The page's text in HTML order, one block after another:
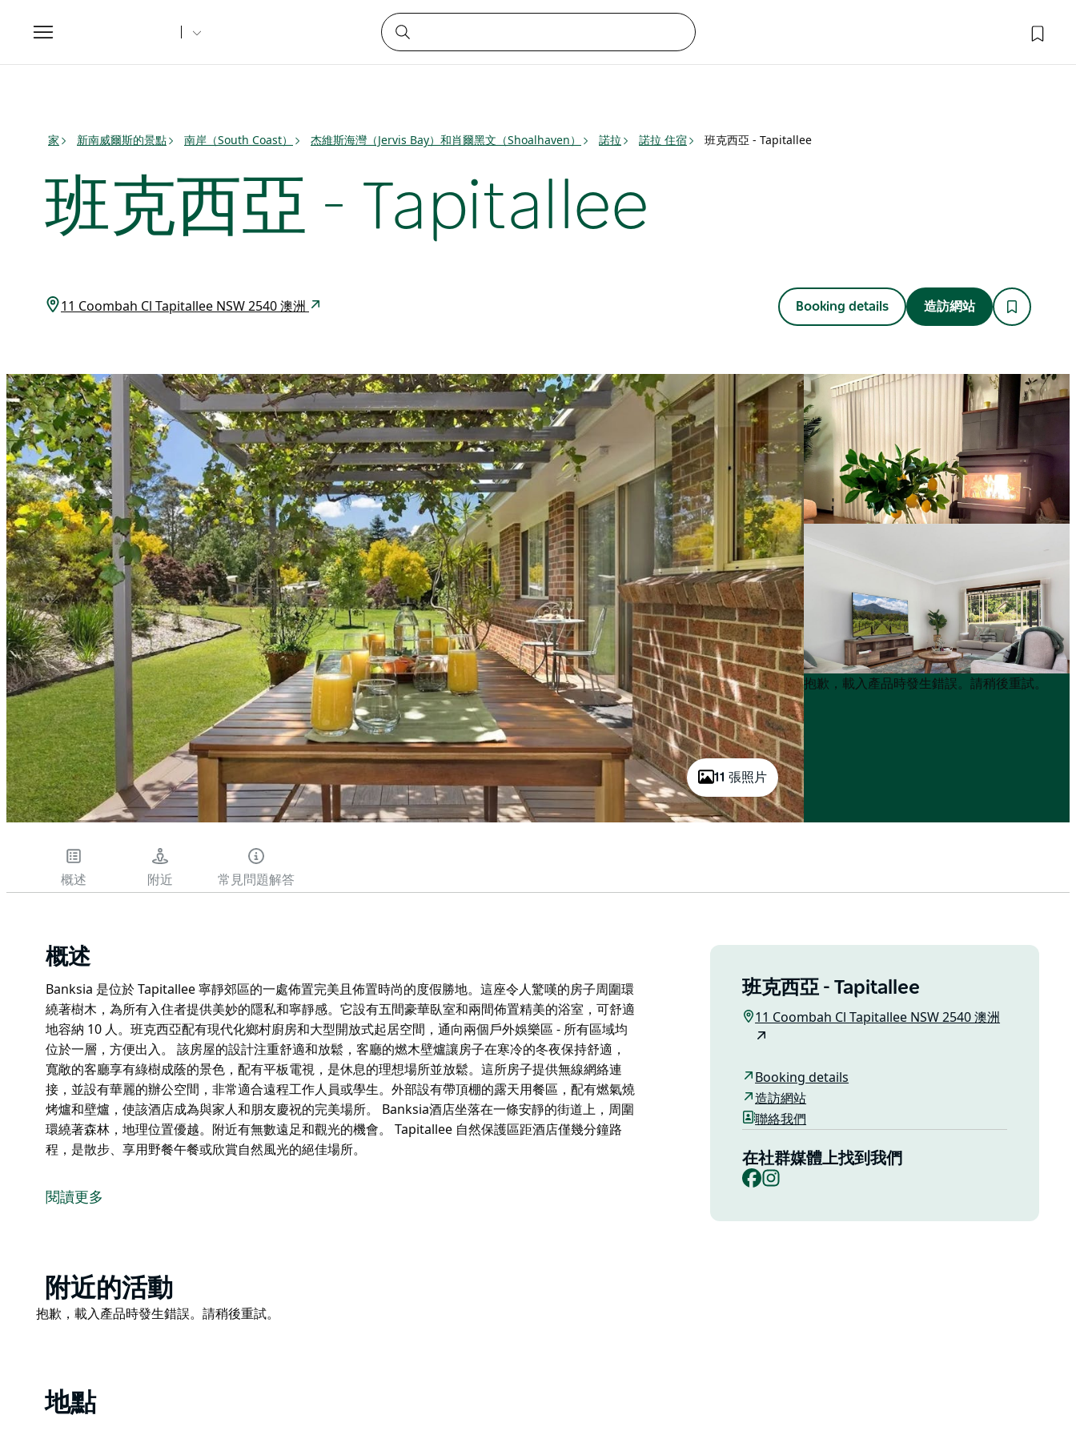
Toggle
navigation
家 新南威爾斯的景點 南岸（South Coast） 杰維斯海灣（Jervis Bay）和肖爾黑文（Shoalhaven） 諾拉 諾拉 住宿 班克西亞 - Tapitallee
班克西亞 - Tapitallee
11 Coombah Cl Tapitallee NSW 2540 澳洲 Booking details 造訪網站
11 張照片
Product
List
Product
List
抱歉，載入產品時發生錯誤。請稍後重試。
概述 附近 常見問題解答
概述
Banksia 是位於 Tapitallee 寧靜郊區的一處佈置完美且佈置時尚的度假勝地。這座令人驚嘆的房子周圍環
繞著樹木，為所有入住者提供美妙的隱私和寧靜感。它設有五間豪華臥室和兩間佈置精美的浴室，可舒適
地容納 10 人。班克西亞配有現代化鄉村廚房和大型開放式起居空間，通向兩個戶外娛樂區 - 所有區域均
位於一層，方便出入。 該房屋的設計注重舒適和放鬆，客廳的燃木壁爐讓房子在寒冷的冬夜保持舒適，
寬敞的客廳享有綠樹成蔭的景色，配有平板電視，是休息的理想場所並放鬆。這所房子提供無線網絡連
接，並設有華麗的辦公空間，非常適合遠程工作人員或學生。外部設有帶頂棚的露天用餐區，配有燃氣燒
烤爐和壁爐，使該酒店成為與家人和朋友慶祝的完美場所。 Banksia酒店坐落在一條安靜的街道上，周圍
環繞著森林，地理位置優越。附近有無數遠足和觀光的機會。 Tapitallee 自然保護區距酒店僅幾分鐘路
程，是散步、享用野餐午餐或欣賞自然風光的絕佳場所。
繞著樹木，為所有入住者提供美妙的隱私和寧靜感。它設有五間豪華臥室和兩間佈置精美的浴室，可舒適
地容納 10 人。班克西亞配有現代化鄉村廚房和大型開放式起居空間，通向兩個戶外娛樂區 - 所有區域均
的景色，配有平板電視，是休息的理想場所並放鬆。這所房子提供無線網絡連接，並設有華麗的辦公空
間，非常適合遠程工作人員或學生。外部設有帶頂棚的露天用餐區，配有燃氣燒烤爐和壁爐，使該酒店成
為與家人和朋友慶祝的完美場所。
閱讀更多
班克西亞 - Tapitallee
11 Coombah Cl Tapitallee NSW 2540 澳洲
Booking details
造訪網站
聯絡我們
在社群媒體上找到我們
Facebook
Product
List
附近的活動
Product
抱歉，載入產品時發生錯誤。請稍後重試。
地點